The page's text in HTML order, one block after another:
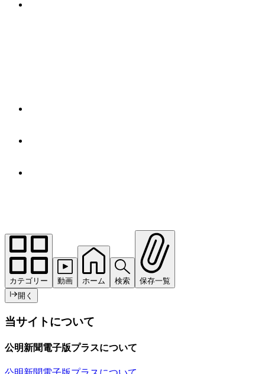
カテゴリー 動画 ホーム 検索
保存一覧
開く
当サイトについて
公明新聞電子版プラスについて